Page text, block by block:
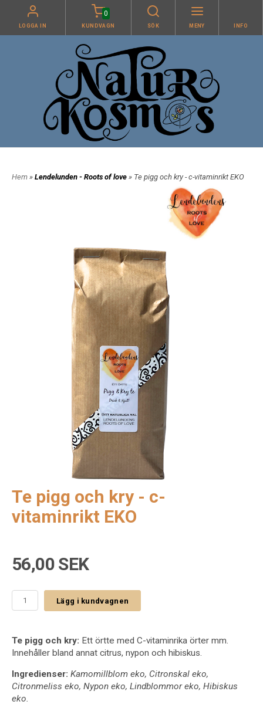
LOGGA IN
0
KUNDVAGN SÖK MENY INFO
Hem » Lendelunden - Roots of love » Te pigg och kry - c-vitaminrikt EKO
Te pigg och kry - c-
vitaminrikt EKO
56,00 SEK
Lägg i kundvagnen
Te pigg och kry: Ett örtte med C-vitaminrika örter mm.
Innehåller bland annat citrus, nypon och hibiskus.
Ingredienser: Kamomillblom eko, Citronskal eko,
Citronmeliss eko, Nypon eko, Lindblommor eko, Hibiskus
eko.